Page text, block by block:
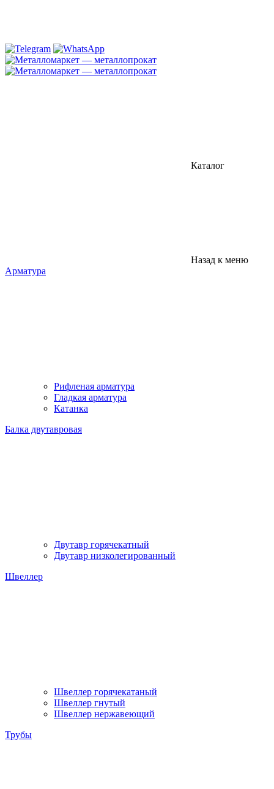
Каталог
Назад к меню
Арматура
Рифленая арматура
Гладкая арматура
Катанка
Балка двутавровая
Двутавр горячекатный
Двутавр низколегированный
Швеллер
Швеллер горячекатаный
Швеллер гнутый
Швеллер нержавеющий
Трубы